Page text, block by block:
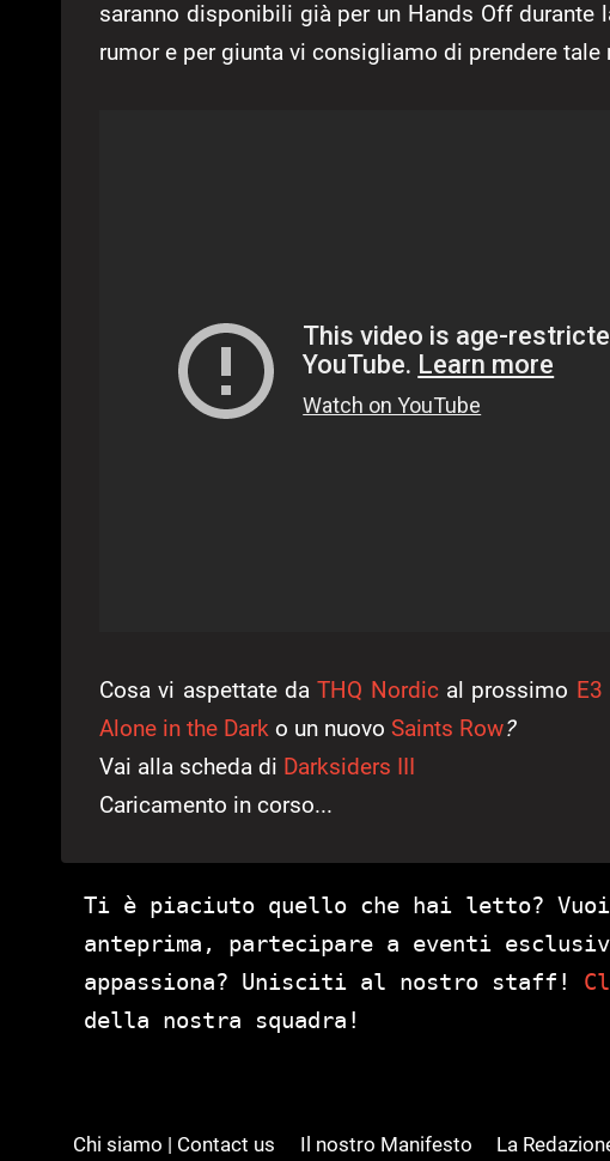
saranno disponibili già per un Hands Off durante
rumor e per giunta vi consigliamo di prendere tale
Cosa vi aspettate daTHQ Nordical prossimo
Alone in the Dark o un nuovo Saints Row?
Vai alla scheda di Darksiders III
Caricamento in corso...
Ti è piaciuto quello che hai letto?
anteprima, partecipare a eventi
appassiona? Unisciti al nostro staff!
della nostra squadra!
Chi siamo | Contact us Il nostro Manifesto La